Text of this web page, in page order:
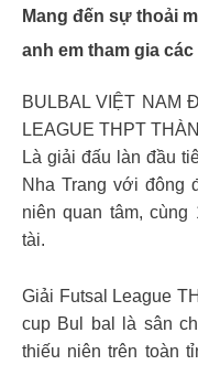
Mang đến sự thoải
anh em tham gia
BULBAL VIỆT NAM
LEAGUE THPT
Là giải đấu làn đầu
Nha Trang với đông
niên quan tâm, cùng
tài.
Giải Futsal League
cup Bul bal là sân
thiếu niên trên toàn